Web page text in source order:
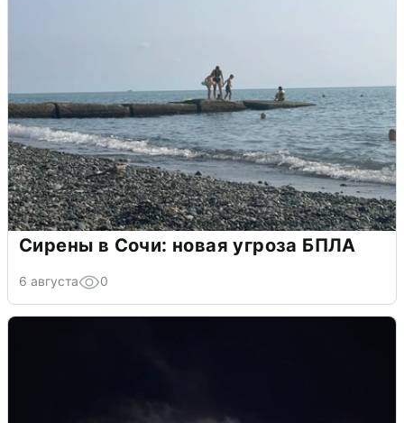
Сирены в Сочи: новая угроза БПЛА
6 августа 0